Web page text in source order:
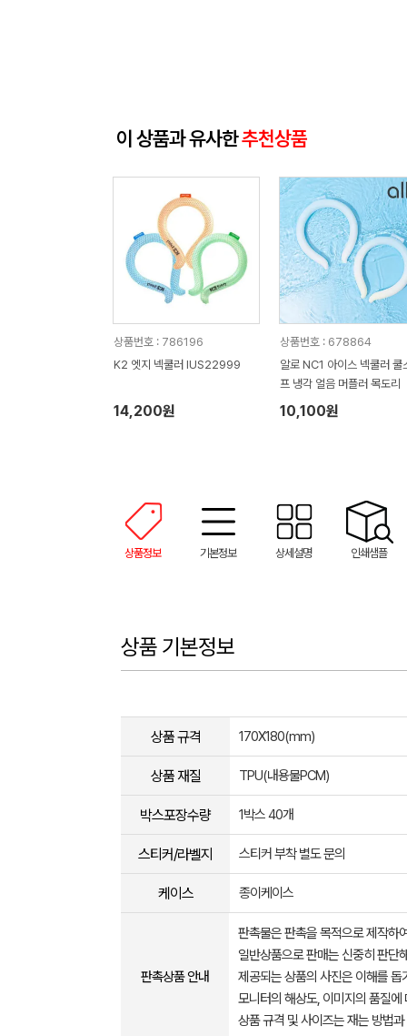
이 상품과 유사한추천상품
상품번호 : 786196
K2 엣지 넥쿨러 IUS22999
14,200원
상품번호 : 678864
알로 NC1 아이스 넥쿨러 쿨
프 냉각 얼음 머플러 목도리
10,100원
상품정보 기본정보 상세설명 인쇄샘플
상품 기본정보
상품 규격 170X180(mm)
상품 재질 TPU(내용물PCM)
박스포장수량 1박스 40개
스티커/라벨지 스티커 부착 별도 문의
케이스 종이케이스
판촉상품 안내
판촉물은 판촉을 목적으로 제작하
일반상품으로 판매는 신중히 판단
제공되는 상품의 사진은 이해를
모니터의 해상도, 이미지의 품질
상품 규격 및 사이즈는 재는 방법